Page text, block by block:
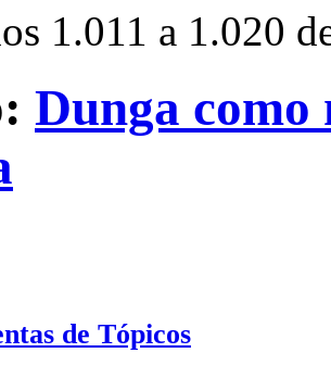
1.011 a 1.020
Dunga como
de Tópicos